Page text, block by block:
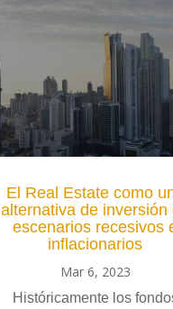
El Real Estate como
alternativa de inversión
escenarios recesivos
inflacionarios
Mar 6, 2023
Históricamente los